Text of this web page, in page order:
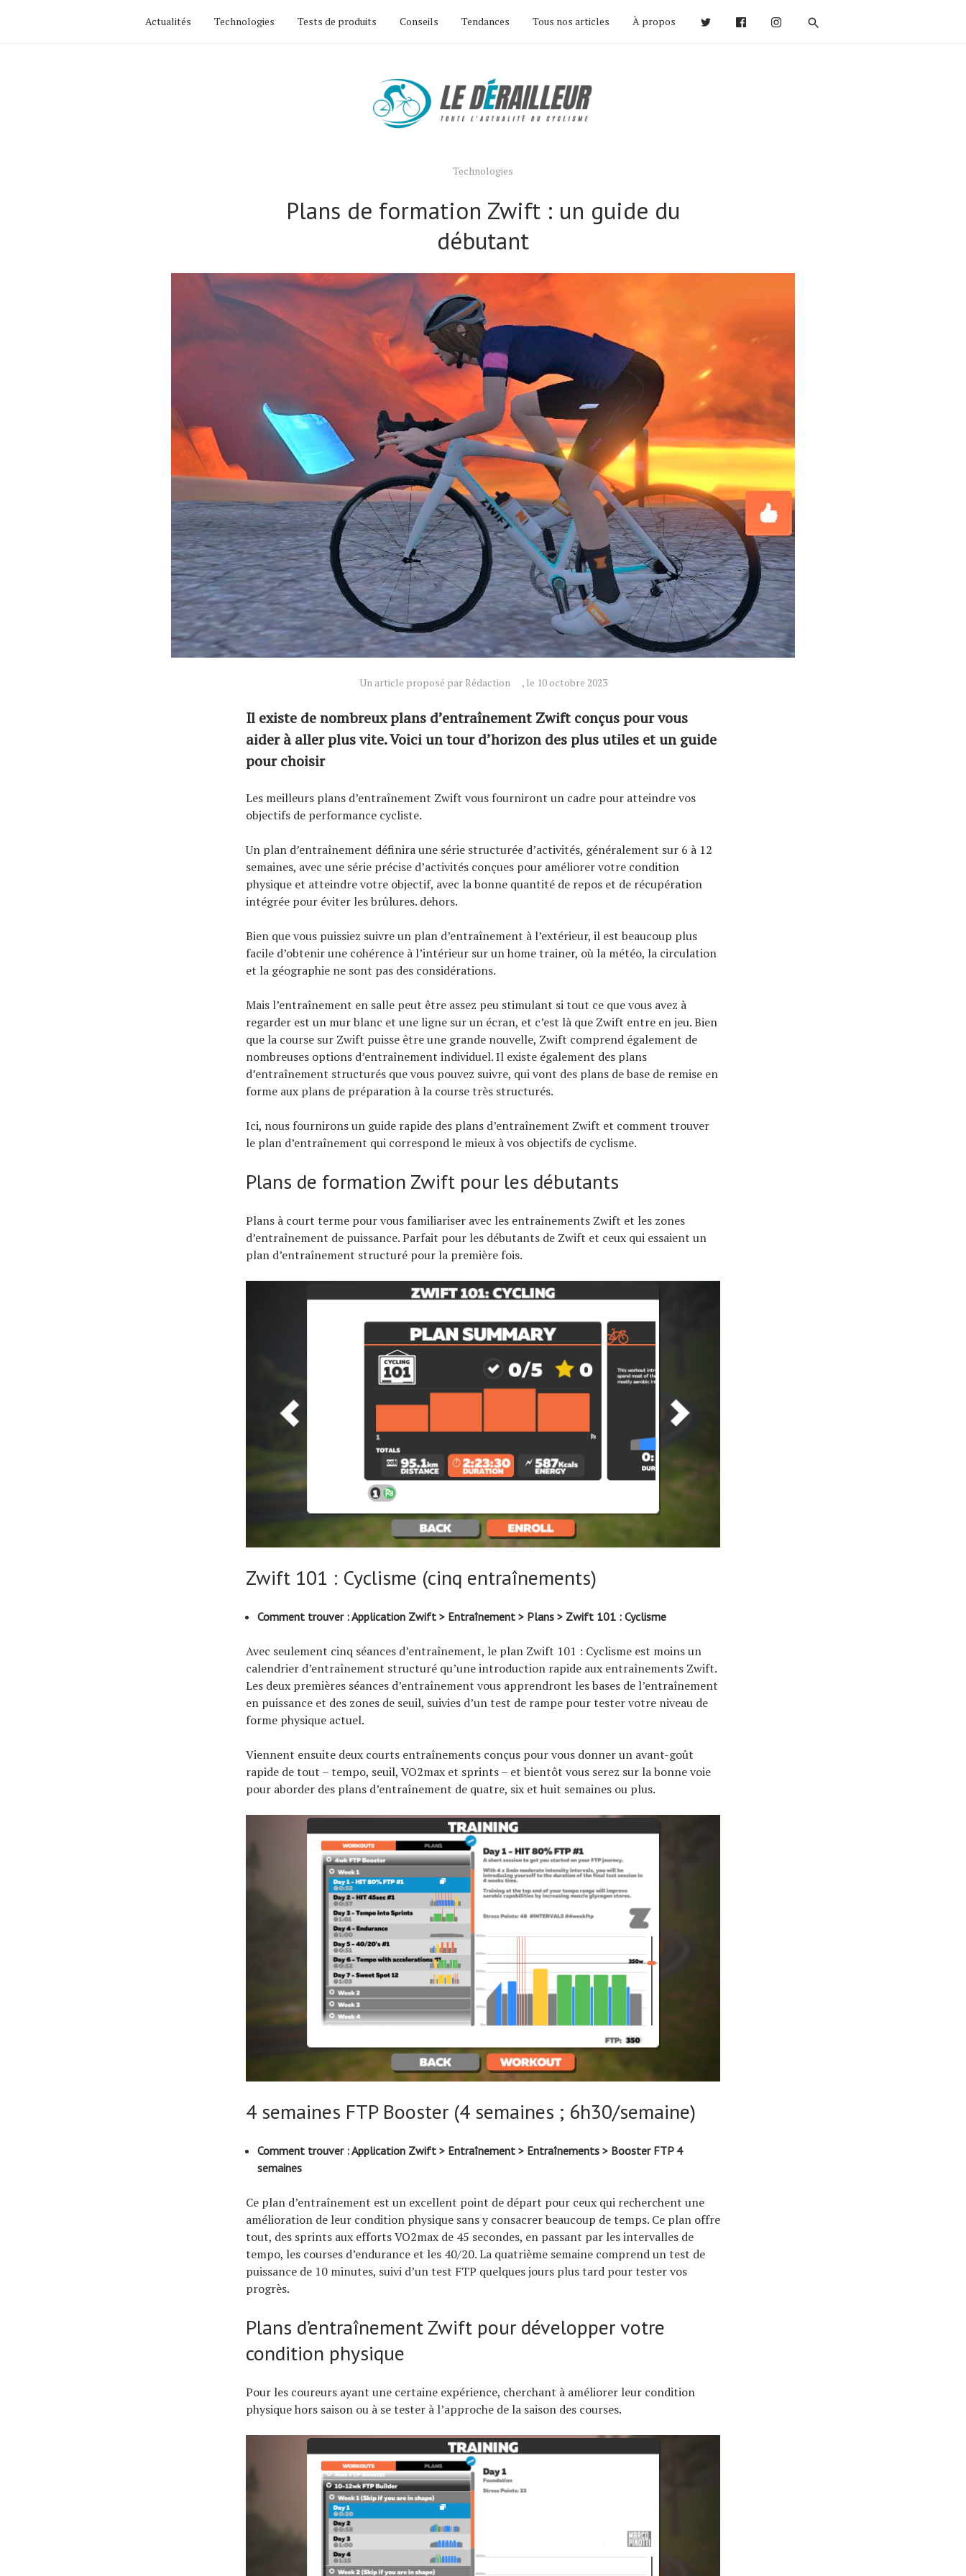
Actualités Technologies Tests de produits Conseils Tendances Tous nos articles À propos
Technologies
Plans de formation Zwift : un guide du
débutant
Un article proposé par Rédaction , le 10 octobre 2023
Il existe de nombreux plans d’entraînement Zwift conçus pour vous
aider à aller plus vite. Voici un tour d’horizon des plus utiles et un guide
pour choisir
Les meilleurs plans d’entraînement Zwift vous fourniront un cadre pour atteindre vos
objectifs de performance cycliste.
Un plan d’entraînement définira une série structurée d’activités, généralement sur 6 à 12
semaines, avec une série précise d’activités conçues pour améliorer votre condition
physique et atteindre votre objectif, avec la bonne quantité de repos et de récupération
intégrée pour éviter les brûlures. dehors.
Bien que vous puissiez suivre un plan d’entraînement à l’extérieur, il est beaucoup plus
facile d’obtenir une cohérence à l’intérieur sur un home trainer, où la météo, la circulation
et la géographie ne sont pas des considérations.
Mais l’entraînement en salle peut être assez peu stimulant si tout ce que vous avez à
regarder est un mur blanc et une ligne sur un écran, et c’est là que Zwift entre en jeu. Bien
que la course sur Zwift puisse être une grande nouvelle, Zwift comprend également de
nombreuses options d’entraînement individuel. Il existe également des plans
d’entraînement structurés que vous pouvez suivre, qui vont des plans de base de remise en
forme aux plans de préparation à la course très structurés.
Ici, nous fournirons un guide rapide des plans d’entraînement Zwift et comment trouver
le plan d’entraînement qui correspond le mieux à vos objectifs de cyclisme.
Plans de formation Zwift pour les débutants
Plans à court terme pour vous familiariser avec les entraînements Zwift et les zones
d’entraînement de puissance. Parfait pour les débutants de Zwift et ceux qui essaient un
plan d’entraînement structuré pour la première fois.
Zwift 101 : Cyclisme (cinq entraînements)
Comment trouver : Application Zwift > Entraînement > Plans > Zwift 101 : Cyclisme
Avec seulement cinq séances d’entraînement, le plan Zwift 101 : Cyclisme est moins un
calendrier d’entraînement structuré qu’une introduction rapide aux entraînements Zwift.
Les deux premières séances d’entraînement vous apprendront les bases de l’entraînement
en puissance et des zones de seuil, suivies d’un test de rampe pour tester votre niveau de
forme physique actuel.
Viennent ensuite deux courts entraînements conçus pour vous donner un avant-goût
rapide de tout – tempo, seuil, VO2max et sprints – et bientôt vous serez sur la bonne voie
pour aborder des plans d’entraînement de quatre, six et huit semaines ou plus.
4 semaines FTP Booster (4 semaines ; 6h30/semaine)
Comment trouver : Application Zwift > Entraînement > Entraînements > Booster FTP 4
semaines
Ce plan d’entraînement est un excellent point de départ pour ceux qui recherchent une
amélioration de leur condition physique sans y consacrer beaucoup de temps. Ce plan offre
tout, des sprints aux efforts VO2max de 45 secondes, en passant par les intervalles de
tempo, les courses d’endurance et les 40/20. La quatrième semaine comprend un test de
puissance de 10 minutes, suivi d’un test FTP quelques jours plus tard pour tester vos
progrès.
Plans d’entraînement Zwift pour développer votre
condition physique
Pour les coureurs ayant une certaine expérience, cherchant à améliorer leur condition
physique hors saison ou à se tester à l’approche de la saison des courses.